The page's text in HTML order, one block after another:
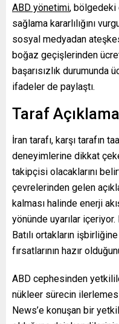
ABD yönetimi, bölgedeki
sağlama kararlılığını
sosyal medyadan
boğaz geçişlerinden
başarısızlık
ifadeler de paylaştı.
Taraf
İran tarafı, karşı tarafın
deneyimlerine dikkat
takipçisi olacaklarını
çevrelerinden gelen
kalması halinde enerji
yönünde uyarılar içeriyor.
Batılı ortakların
fırsatlarının hazır
ABD cephesinden
nükleer sürecin
News’e konuşan bir